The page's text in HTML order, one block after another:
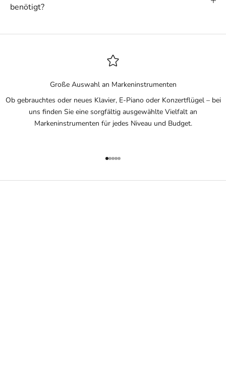
benötigt?
Große Auswahl an Markeninstrumenten
Ob gebrauchtes oder neues Klavier, E-Piano oder Konzertflügel – bei
uns finden Sie eine sorgfältig ausgewählte Vielfalt an
Markeninstrumenten für jedes Niveau und Budget.
Gehe zu Element 1
Gehe zu Element 2
Gehe zu Element 3
Gehe zu Element 4
Gehe zu Element 5